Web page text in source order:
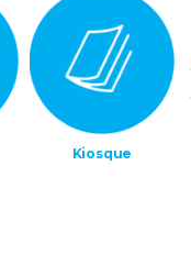
Services